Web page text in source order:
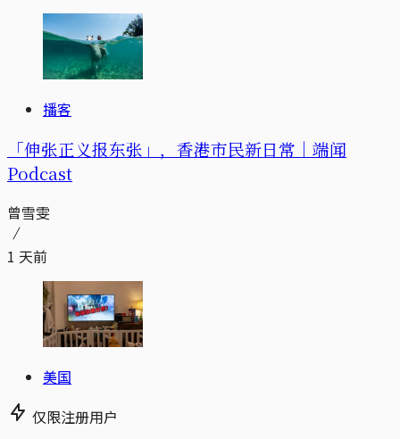
播客
「伸张正义报东张」，香港市民新日常｜端闻
Podcast
曾雪雯
1 天前
美国
仅限注册用户